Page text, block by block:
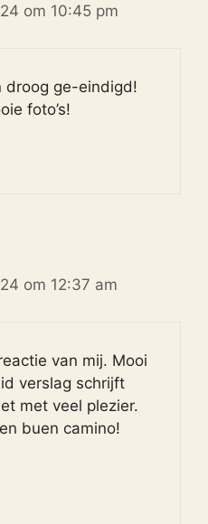
om 10:45 pm
droog ge-eindigd!
foto’s!
om 12:37 am
van mij. Mooi
verslag schrijft
met veel plezier.
buen camino!